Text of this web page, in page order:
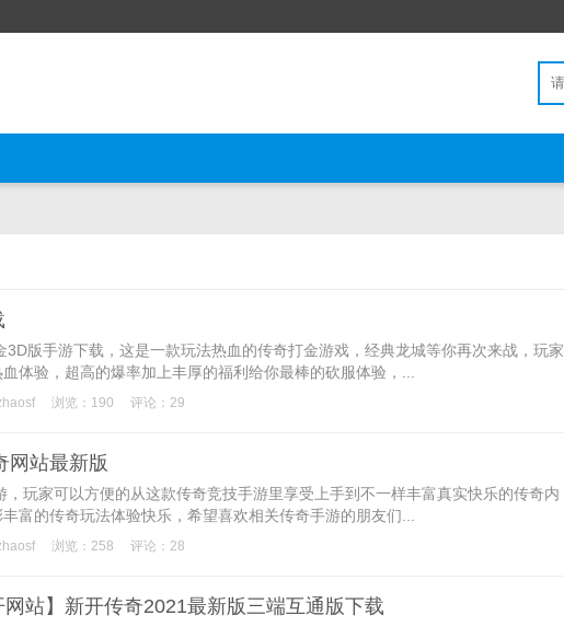
版手游下载，这是一款玩法热血的传奇打金游戏，经典龙城等你再次来战，玩家
体验，超高的爆率加上丰厚的福利给你最棒的砍服体验，...
浏览：190 评论：29
网站最新版
玩家可以方便的从这款传奇竞技手游里享受上手到不一样丰富真实快乐的传奇内
富的传奇玩法体验快乐，希望喜欢相关传奇手游的朋友们...
浏览：258 评论：28
网站】新开传奇2021最新版三端互通版下载